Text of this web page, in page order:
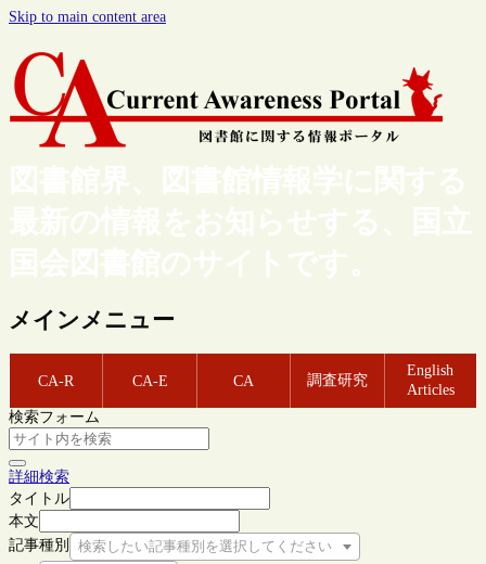
Skip to main content area
図書館界、図書館情報学に関する
最新の情報をお知らせする、国立
国会図書館のサイトです。
メインメニュー
CA-R CA-E CA 調査研究
English
Articles
検索フォーム
詳細検索
タイトル
本文
記事種別
検索したい記事種別を選択してください